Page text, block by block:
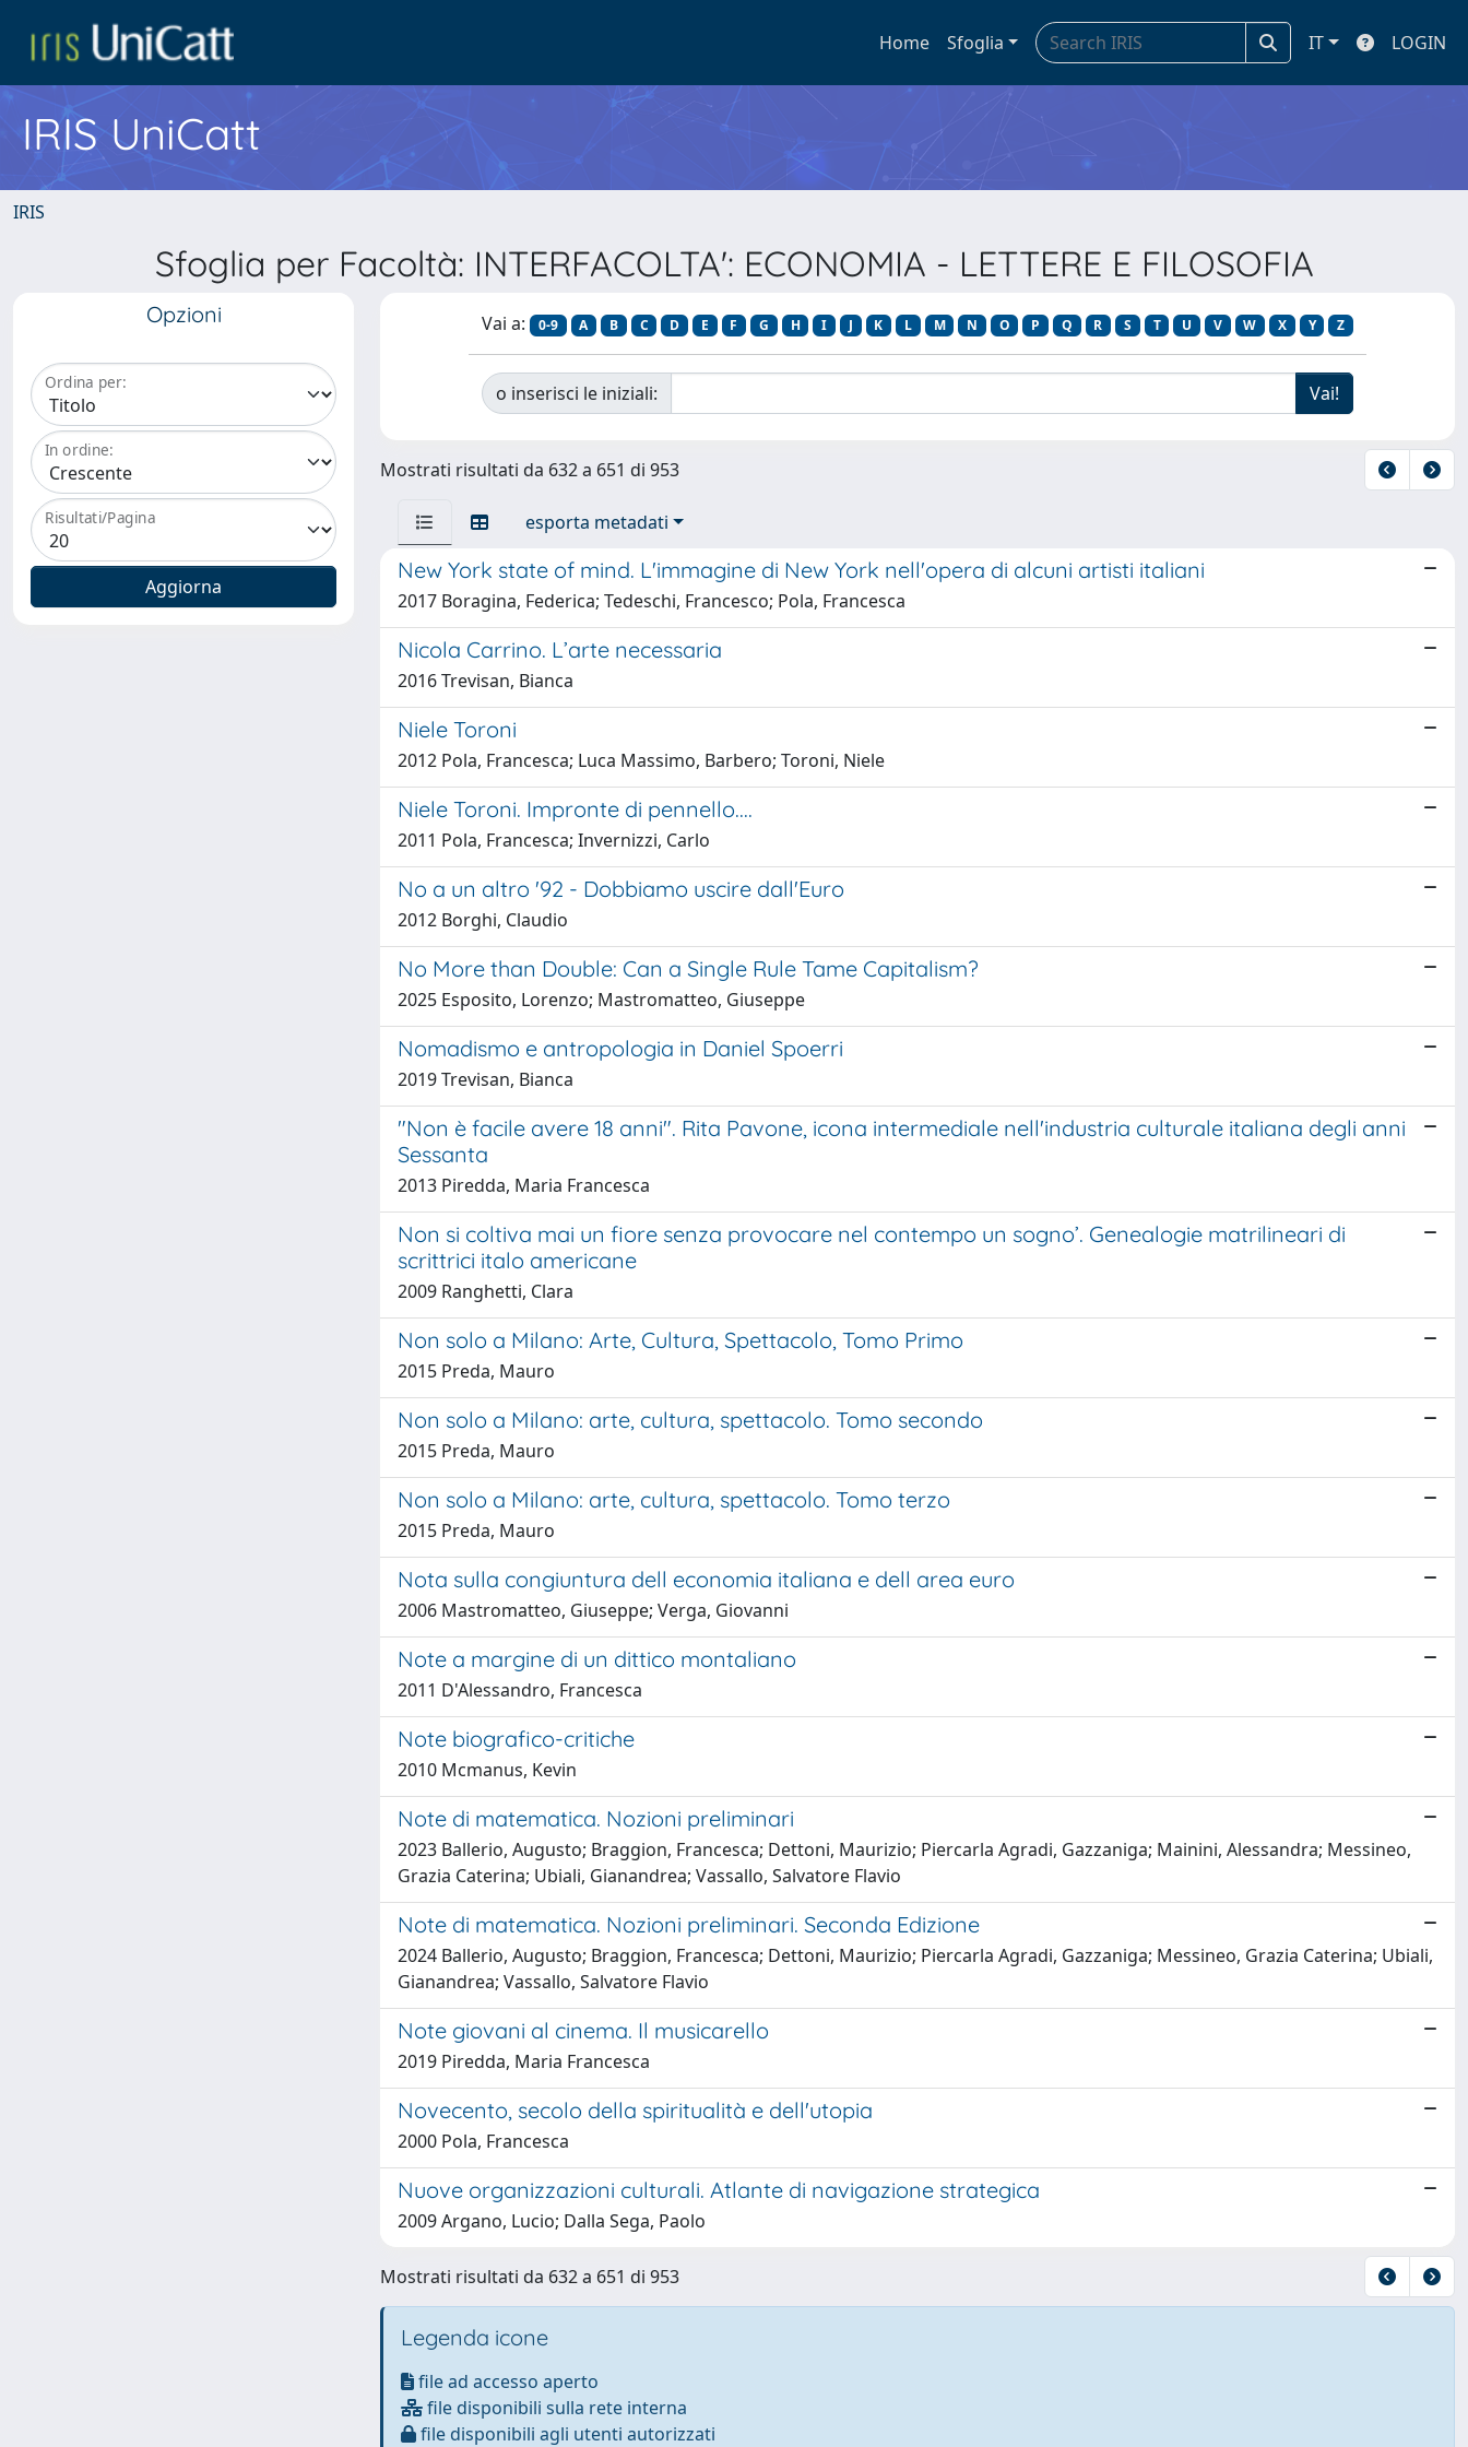
Home Sfoglia IT LOGIN
IRIS UniCatt
IRIS
Sfoglia per Facoltà: INTERFACOLTA': ECONOMIA - LETTERE E FILOSOFIA
Opzioni
Ordina per:
In ordine:
Risultati/Pagina
Vai a: 0-9 A B C D E F G H I J K L M N O P Q R S T U V W X Y Z
o inserisci le iniziali:
Mostrati risultati da 632 a 651 di 953
esporta metadati
New York state of mind. L'immagine di New York nell'opera di alcuni artisti italiani
2017 Boragina, Federica; Tedeschi, Francesco; Pola, Francesca
Nicola Carrino. L’arte necessaria
2016 Trevisan, Bianca
Niele Toroni
2012 Pola, Francesca; Luca Massimo, Barbero; Toroni, Niele
Niele Toroni. Impronte di pennello....
2011 Pola, Francesca; Invernizzi, Carlo
No a un altro '92 - Dobbiamo uscire dall'Euro
2012 Borghi, Claudio
No More than Double: Can a Single Rule Tame Capitalism?
2025 Esposito, Lorenzo; Mastromatteo, Giuseppe
Nomadismo e antropologia in Daniel Spoerri
2019 Trevisan, Bianca
"Non è facile avere 18 anni". Rita Pavone, icona intermediale nell'industria culturale italiana degli anni
Sessanta
2013 Piredda, Maria Francesca
Non si coltiva mai un fiore senza provocare nel contempo un sogno’. Genealogie matrilineari di
scrittrici italo americane
2009 Ranghetti, Clara
Non solo a Milano: Arte, Cultura, Spettacolo, Tomo Primo
2015 Preda, Mauro
Non solo a Milano: arte, cultura, spettacolo. Tomo secondo
2015 Preda, Mauro
Non solo a Milano: arte, cultura, spettacolo. Tomo terzo
2015 Preda, Mauro
Nota sulla congiuntura dell economia italiana e dell area euro
2006 Mastromatteo, Giuseppe; Verga, Giovanni
Note a margine di un dittico montaliano
2011 D'Alessandro, Francesca
Note biografico-critiche
2010 Mcmanus, Kevin
Note di matematica. Nozioni preliminari
2023 Ballerio, Augusto; Braggion, Francesca; Dettoni, Maurizio; Piercarla Agradi, Gazzaniga; Mainini, Alessandra; Messineo,
Grazia Caterina; Ubiali, Gianandrea; Vassallo, Salvatore Flavio
Note di matematica. Nozioni preliminari. Seconda Edizione
2024 Ballerio, Augusto; Braggion, Francesca; Dettoni, Maurizio; Piercarla Agradi, Gazzaniga; Messineo, Grazia Caterina; Ubiali,
Gianandrea; Vassallo, Salvatore Flavio
Note giovani al cinema. Il musicarello
2019 Piredda, Maria Francesca
Novecento, secolo della spiritualità e dell'utopia
2000 Pola, Francesca
Nuove organizzazioni culturali. Atlante di navigazione strategica
2009 Argano, Lucio; Dalla Sega, Paolo
Mostrati risultati da 632 a 651 di 953
Legenda icone
file ad accesso aperto
file disponibili sulla rete interna
file disponibili agli utenti autorizzati